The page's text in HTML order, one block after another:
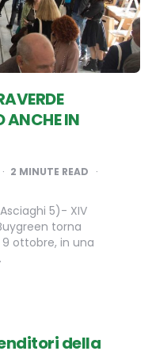
ANCHE IN
2 MINUTE READ
5)- XIV
torna
ottobre, in una
della